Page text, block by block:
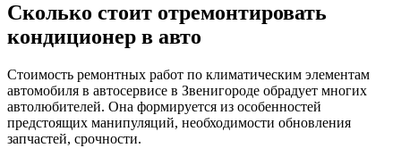
Сколько стоит отремонтировать
кондиционер в авто
Стоимость ремонтных работ по климатическим элементам
автомобиля в автосервисе в Звенигороде обрадует многих
автолюбителей. Она формируется из особенностей
предстоящих манипуляций, необходимости обновления
запчастей, срочности.